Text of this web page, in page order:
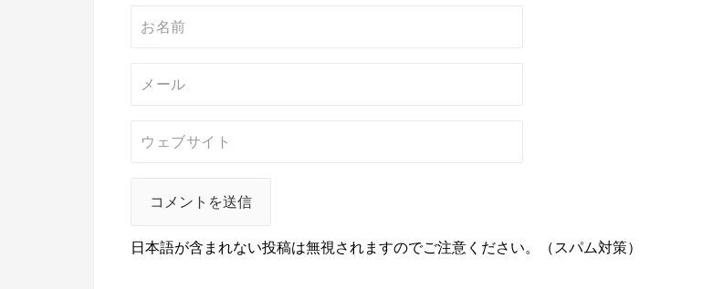
日本語が含まれない投稿は無視されますのでご注意ください。（スパム対策）